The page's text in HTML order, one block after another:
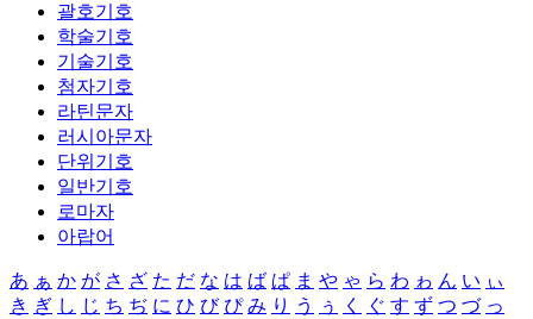
괄호기호
학술기호
기술기호
첨자기호
라틴문자
러시아문자
단위기호
일반기호
로마자
아랍어
あ ぁ か が さ ざ た だ な は ば ぱ ま や ゃ ら わ ゎ ん い ぃ
き ぎ し じ ち ぢ に ひ び ぴ み り う ぅ く ぐ す ず つ づ っ